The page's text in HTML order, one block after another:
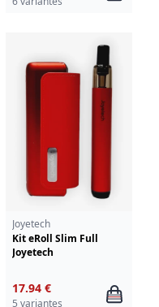
Joyetech
Kit eRoll Slim Full
Joyetech
17.94 €
5 variantes